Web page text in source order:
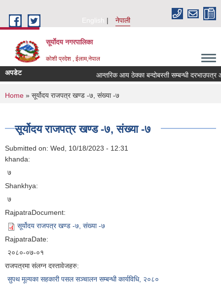
English
नेपाली
सूर्याेदय नगरपालिका
कोशी प्रदेश , ईलाम,नेपाल
अपडेट आन्तरिक आय ठेक्का बन्दोबस्ती सम्बन्धी दरभाउपत्र
You are here
Home » सूर्योदय राजपत्र खण्ड -७, संख्या -७
सूर्योदय राजपत्र खण्ड -७, संख्या -७
Submitted on: Wed, 10/18/2023 - 12:31
khanda:
७
Shankhya:
७
RajpatraDocument:
सूर्योदय राजपत्र खण्ड -७, संख्या -७
RajpatraDate:
२०८०-०७-०१
राजपत्रमा संलग्न दस्तावेजहरु:
सुपथ मूल्यका सहकारी पसल सञ्चालन सम्बन्धी कार्यविधि, २०८०